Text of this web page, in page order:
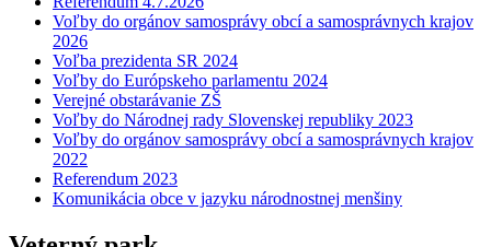
Voľby do orgánov samosprávy obcí a samosprávnych krajov
2026
Voľba prezidenta SR 2024
Voľby do Európskeho parlamentu 2024
Verejné obstarávanie ZŠ
Voľby do Národnej rady Slovenskej republiky 2023
Voľby do orgánov samosprávy obcí a samosprávnych krajov
2022
Referendum 2023
Komunikácia obce v jazyku národnostnej menšiny